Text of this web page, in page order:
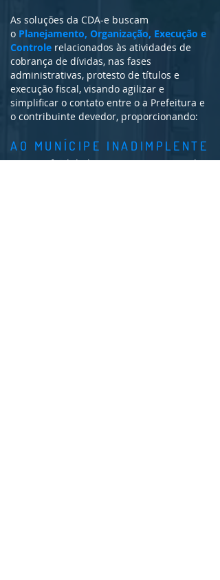
As soluções da CDA-e buscam
o Planejamento, Organização, Execução e
Controle relacionados às atividades de
cobrança de dívidas, nas fases
administrativas, protesto de títulos e
execução fiscal, visando agilizar e
simplificar o contato entre o a Prefeitura e
o contribuinte devedor, proporcionando:
AO MUNÍCIPE INADIMPLENTE
Maiores facilidades para o pagamento de